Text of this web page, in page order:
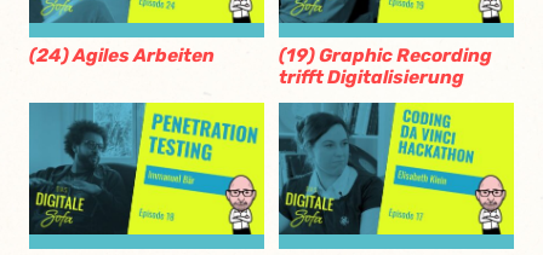
(24) Agiles Arbeiten
(19) Graphic Recording
trifft Digitalisierung